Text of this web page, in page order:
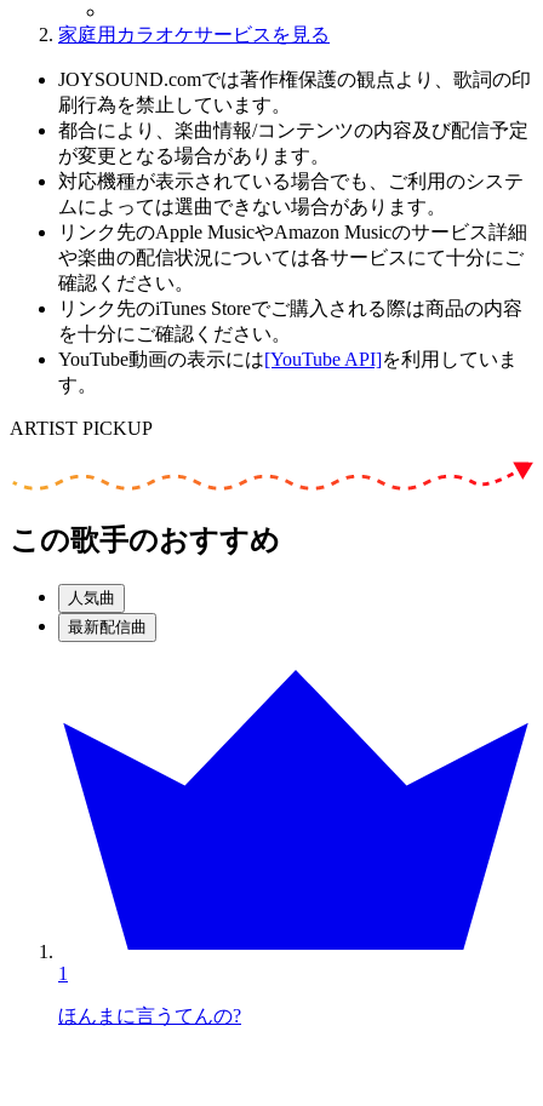
家庭用カラオケサービスを見る
JOYSOUND.comでは著作権保護の観点より、歌詞の印
刷行為を禁止しています。
都合により、楽曲情報/コンテンツの内容及び配信予定
が変更となる場合があります。
対応機種が表示されている場合でも、ご利用のシステ
ムによっては選曲できない場合があります。
リンク先のApple MusicやAmazon Musicのサービス詳細
や楽曲の配信状況については各サービスにて十分にご
確認ください。
リンク先のiTunes Storeでご購入される際は商品の内容
を十分にご確認ください。
YouTube動画の表示には[YouTube API]を利用していま
す。
ARTIST PICKUP
この歌手のおすすめ
人気曲
最新配信曲
1
ほんまに言うてんの?